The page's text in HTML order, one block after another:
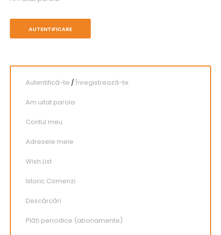
Autentifică-te / Înregistrează-te
Am uitat parola
Contul meu
Adresele mele
Wish List
Istoric Comenzi
Descărcări
Plăți periodice (abonamente)